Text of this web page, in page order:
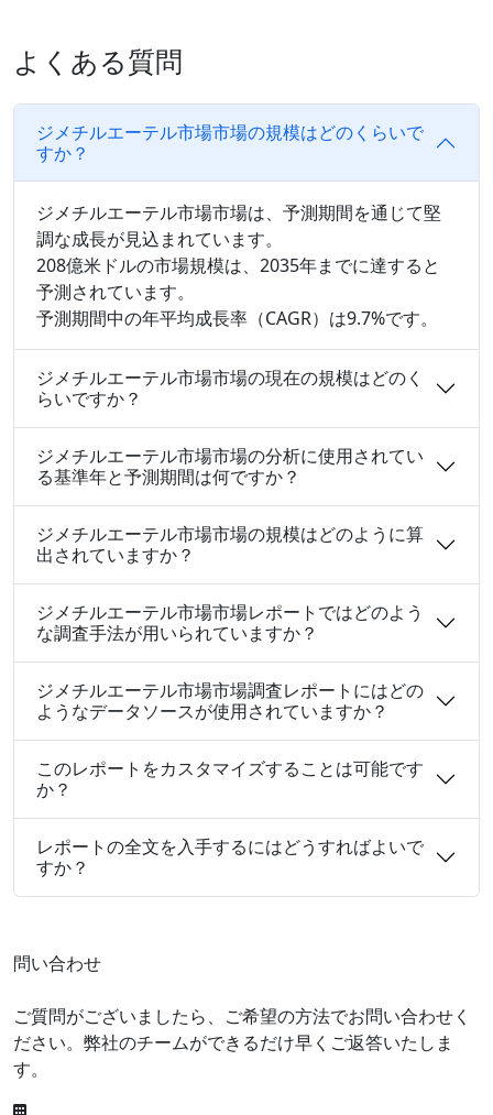
よくある質問
ジメチルエーテル市場市場の規模はどのくらいで
すか？
ジメチルエーテル市場市場は、予測期間を通じて堅
調な成長が見込まれています。
208億米ドルの市場規模は、2035年までに達すると
予測されています。
予測期間中の年平均成長率（CAGR）は9.7%です。
ジメチルエーテル市場市場の現在の規模はどのく
らいですか？
ジメチルエーテル市場市場の分析に使用されてい
る基準年と予測期間は何ですか？
ジメチルエーテル市場市場の規模はどのように算
出されていますか？
ジメチルエーテル市場市場レポートではどのよう
な調査手法が用いられていますか？
ジメチルエーテル市場市場調査レポートにはどの
ようなデータソースが使用されていますか？
このレポートをカスタマイズすることは可能です
か？
レポートの全文を入手するにはどうすればよいで
すか？
問い合わせ
ご質問がございましたら、ご希望の方法でお問い合わせく
ださい。弊社のチームができるだけ早くご返答いたしま
す。